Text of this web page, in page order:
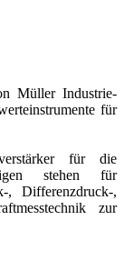
Müller Industrie-
für
für die
stehen für
, Differenzdruck-,
zur